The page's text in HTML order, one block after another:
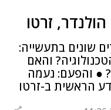
זרטו
שונים בתעשייה:
והאם
● והפעם: נעמה
הראשית ב-זרטו